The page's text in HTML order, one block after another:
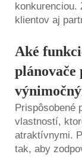
konkurenciou.
klientov aj
Aké
Prispôsobené
vlastností,
atraktívnymi.
tak, aby